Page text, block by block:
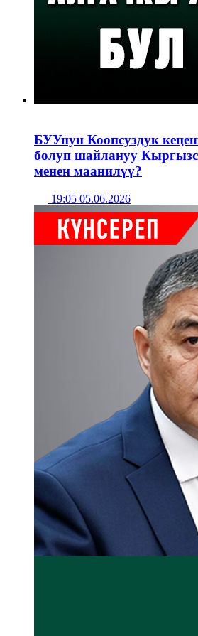
БУУнун Коопсуздук
болуп шайлануу
менен маанилүү?
19:05 05.06.2026